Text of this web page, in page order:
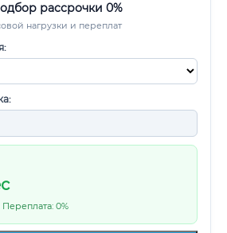
рассрочки 0%
нагрузки и переплат
0%